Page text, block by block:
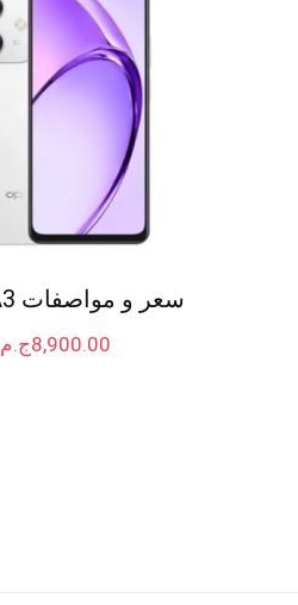
سعر و مواصفات Oppo A3
ج.م8,900.00